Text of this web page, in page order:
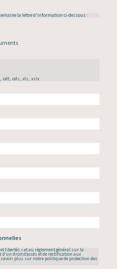
la lettre d'information ci-dessous :
.docx, .odt, .ods, .xls, .xslx
libertés » et au règlement général sur la
droit d’accès et de rectification aux
plus sur notre politique de protection des